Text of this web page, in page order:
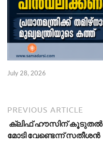
July 28, 2026
PREVIOUS ARTICLE
ക്ലിഫ് ഹൗസിന് കൂടുതൽ
മോടി വേണ്ടെന്ന് സതീശൻ